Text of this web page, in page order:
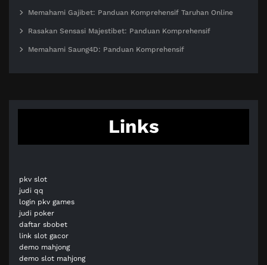
Memahami Gajibet: Panduan Komprehensif Taruhan Online
Rasakan Sensasi Majestibet: Panduan Komprehensif
Memahami Saung4D: Panduan Komprehensif
Links
pkv slot
judi qq
login pkv games
judi poker
daftar sbobet
link slot gacor
demo mahjong
demo slot mahjong